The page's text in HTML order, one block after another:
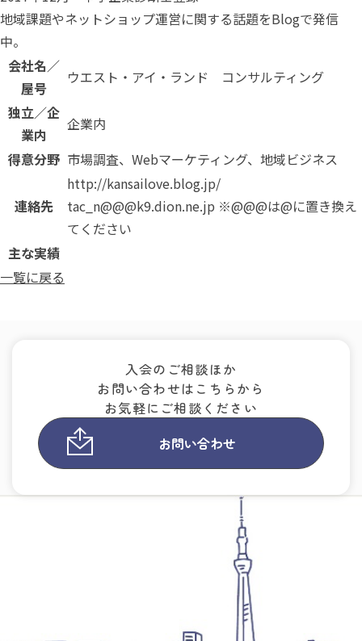
地域課題やネットショップ運営に関する話題をBlogで発信
中。
会社名／
屋号
ウエスト・アイ・ランド コンサルティング
独立／企
業内
企業内
得意分野 市場調査、Webマーケティング、地域ビジネス
連絡先
http://kansailove.blog.jp/
tac_n@@@k9.dion.ne.jp ※@@@は@に置き換え
てください
主な実績
一覧に戻る
入会のご相談ほか
お問い合わせはこちらから
お気軽にご相談ください
お問い合わせ